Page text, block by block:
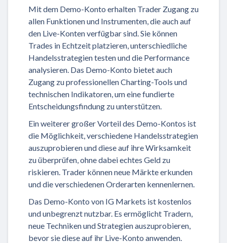
Mit dem Demo-Konto erhalten Trader Zugang zu
allen Funktionen und Instrumenten, die auch auf
den Live-Konten verfügbar sind. Sie können
Trades in Echtzeit platzieren, unterschiedliche
Handelsstrategien testen und die Performance
analysieren. Das Demo-Konto bietet auch
Zugang zu professionellen Charting-Tools und
technischen Indikatoren, um eine fundierte
Entscheidungsfindung zu unterstützen.
Ein weiterer großer Vorteil des Demo-Kontos ist
die Möglichkeit, verschiedene Handelsstrategien
auszuprobieren und diese auf ihre Wirksamkeit
zu überprüfen, ohne dabei echtes Geld zu
riskieren. Trader können neue Märkte erkunden
und die verschiedenen Orderarten kennenlernen.
Das Demo-Konto von IG Markets ist kostenlos
und unbegrenzt nutzbar. Es ermöglicht Tradern,
neue Techniken und Strategien auszuprobieren,
bevor sie diese auf ihr Live-Konto anwenden.